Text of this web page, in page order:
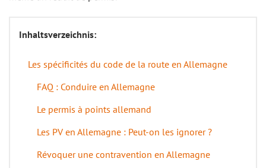
Inhaltsverzeichnis:
Les spécificités du code de la route en Allemagne
FAQ : Conduire en Allemagne
Le permis à points allemand
Les PV en Allemagne : Peut-on les ignorer ?
Révoquer une contravention en Allemagne